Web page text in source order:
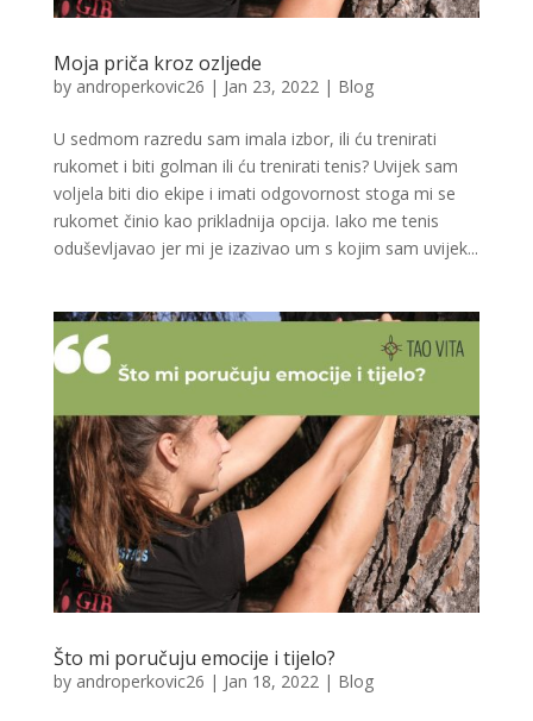
Moja priča kroz ozljede
by androperkovic26 | Jan 23, 2022| Blog
U sedmom razredu sam imala izbor, ili ću trenirati
rukomet i biti golman ili ću trenirati tenis? Uvijek sam
voljela biti dio ekipe i imati odgovornost stoga mi se
rukomet činio kao prikladnija opcija. Iako me tenis
oduševljavao jer mi je izazivao um s kojim sam uvijek...
Što mi poručuju emocije i tijelo?
by androperkovic26 | Jan 18, 2022| Blog